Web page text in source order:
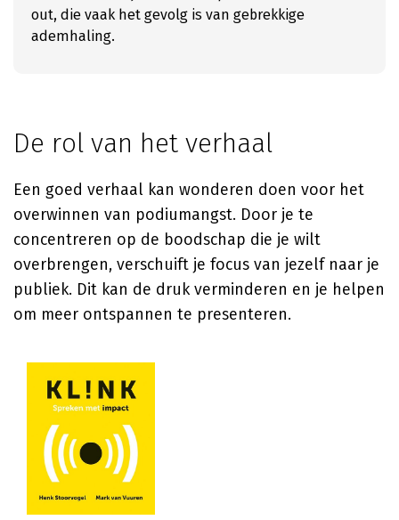
out, die vaak het gevolg is van gebrekkige
ademhaling.
De rol van het verhaal
Een goed verhaal kan wonderen doen voor het
overwinnen van podiumangst. Door je te
concentreren op de boodschap die je wilt
overbrengen, verschuift je focus van jezelf naar je
publiek. Dit kan de druk verminderen en je helpen
om meer ontspannen te presenteren.